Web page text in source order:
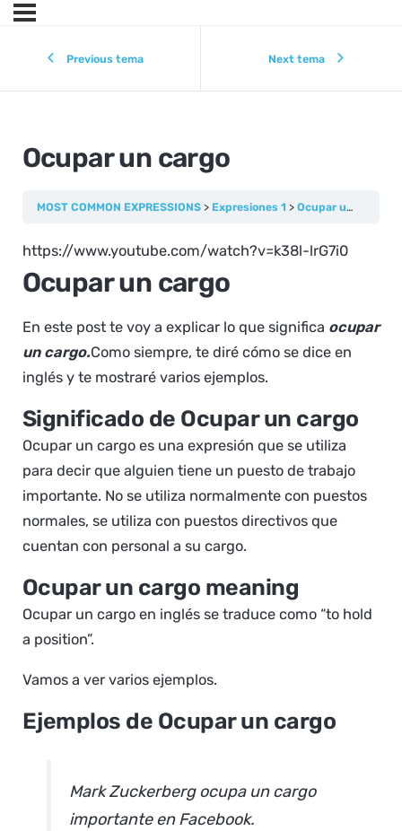
Previous tema Next tema
Ocupar un cargo
MOST COMMON EXPRESSIONS Expresiones 1 Ocupar un cargo
https://www.youtube.com/watch?v=k38l-lrG7i0
Ocupar un cargo
En este post te voy a explicar lo que significa ocupar
un cargo.Como siempre, te diré cómo se dice en
inglés y te mostraré varios ejemplos.
Significado de Ocupar un cargo
Ocupar un cargo es una expresión que se utiliza
para decir que alguien tiene un puesto de trabajo
importante. No se utiliza normalmente con puestos
normales, se utiliza con puestos directivos que
cuentan con personal a su cargo.
Ocupar un cargo meaning
Ocupar un cargo en inglés se traduce como “to hold
a position”.
Vamos a ver varios ejemplos.
Ejemplos de Ocupar un cargo
Mark Zuckerberg ocupa un cargo
importante en Facebook.